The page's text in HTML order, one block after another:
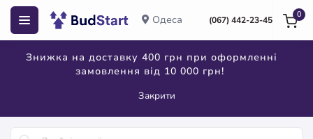
Одеса (067) 442-23-45
Знижка на доставку 400 грн при оформленні
замовлення від 10 000 грн!
Закрити
0